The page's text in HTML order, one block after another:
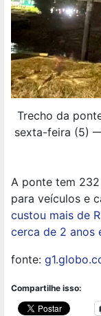
Trecho da
sexta-feira (5)
A ponte tem
para veículos e
custou mais de
cerca de 2 anos
fonte:
Compartilhe isso: